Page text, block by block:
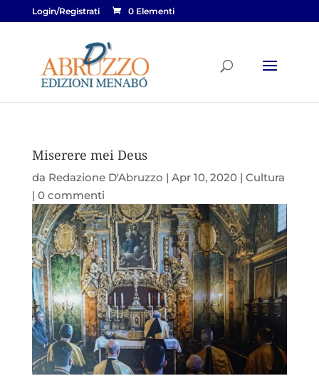
Login/Registrati 0 Elementi
Miserere mei Deus
da Redazione D'Abruzzo | Apr 10, 2020| Cultura
| 0 commenti